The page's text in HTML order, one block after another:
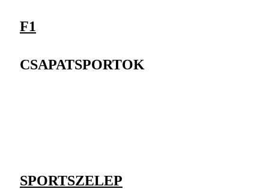
F1
CSAPATSPORTOK
SPORTSZELEP